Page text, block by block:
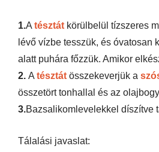
1.A tésztát körülbelül tízszeres
lévő vízbe tesszük, és óvatosan
alatt puhára főzzük. Amikor
2. A tésztát összekeverjük a
összetört tonhallal és az
3.Bazsalikomlevelekkel díszítve
Tálalási javaslat: